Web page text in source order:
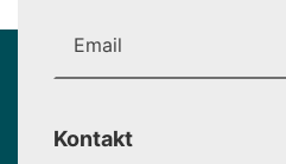
Kontakt